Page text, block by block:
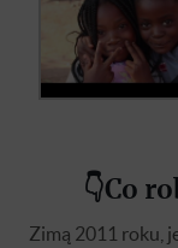
👇Co
Zimą 2011 roku,